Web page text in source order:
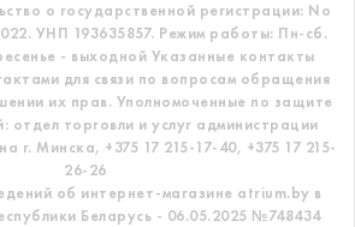
о государственной регистрации: No
УНП 193635857. Режим работы: Пн-сб.
- выходной Указанные контакты
для связи по вопросам обращения
их прав. Уполномоченные по защите
отдел торговли и услуг администрации
г. Минска, +375 17 215-17-40, +375 17 215-
26-26
об интернет-магазине atrium.by в
Беларусь - 06.05.2025 №748434